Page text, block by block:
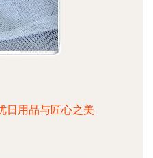
日用品与匠心之美